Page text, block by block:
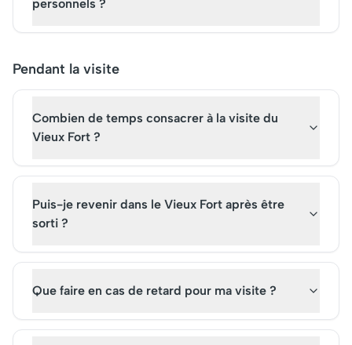
personnels ?
Pendant la visite
Combien de temps consacrer à la visite du
Vieux Fort ?
Puis-je revenir dans le Vieux Fort après être
sorti ?
Que faire en cas de retard pour ma visite ?